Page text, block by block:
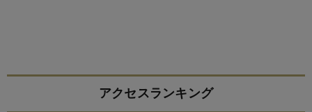
アクセスランキング